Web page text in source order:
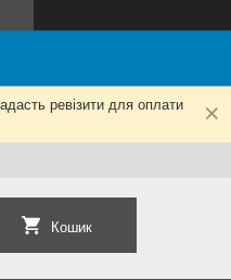
ревізити для оплати
Кошик